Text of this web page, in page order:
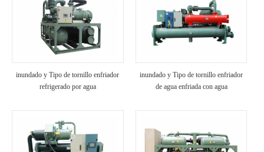
inundado y Tipo de tornillo enfriador
refrigerado por agua
inundado y Tipo de tornillo enfriador
de agua enfriada con agua